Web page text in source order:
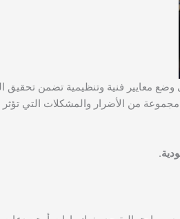
وضع معايير فنية وتنظيمية تضمن تحقيق
من الأضرار والمشكلات التي تؤثر
.